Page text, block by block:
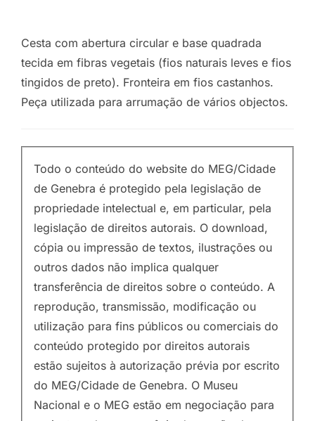
Cesta com abertura circular e base quadrada
tecida em fibras vegetais (fios naturais leves e fios
tingidos de preto). Fronteira em fios castanhos.
Peça utilizada para arrumação de vários objectos.
Todo o conteúdo do website do MEG/Cidade
de Genebra é protegido pela legislação de
propriedade intelectual e, em particular, pela
legislação de direitos autorais. O download,
cópia ou impressão de textos, ilustrações ou
outros dados não implica qualquer
transferência de direitos sobre o conteúdo. A
reprodução, transmissão, modificação ou
utilização para fins públicos ou comerciais do
conteúdo protegido por direitos autorais
estão sujeitos à autorização prévia por escrito
do MEG/Cidade de Genebra. O Museu
Nacional e o MEG estão em negociação para